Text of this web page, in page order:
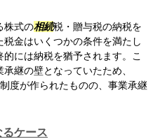
株式の相続税・贈与税の納税を
金はいくつかの条件を満たし
には納税を猶予されます。こ
継の壁となっていたため、
度が作られたものの、事業承継
ケース